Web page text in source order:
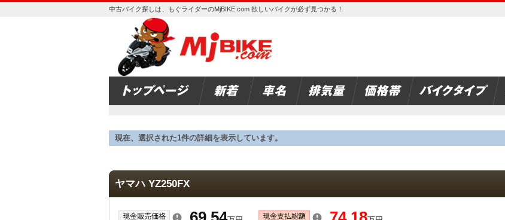
中古バイク探しは、もぐライダーのMjBIKE.com 欲しいバイクが必ず見つかる！
現在、選択された1件の詳細を表示しています。
ヤマハ YZ250FX